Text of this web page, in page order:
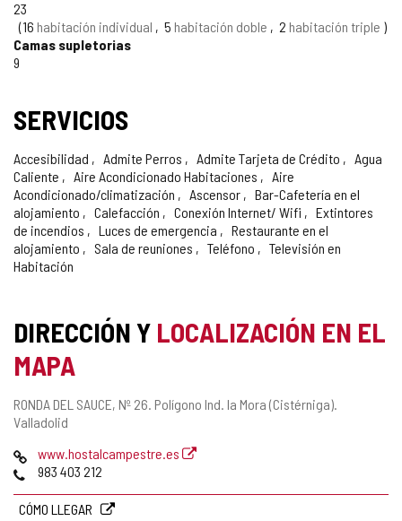
23
16 habitación individual 5 habitación doble 2 habitación triple
Camas supletorias
9
SERVICIOS
Accesibilidad Admite Perros Admite Tarjeta de Crédito
Agua
Caliente
Aire Acondicionado Habitaciones
Aire
Acondicionado/climatización
Ascensor
Bar-Cafetería en el
alojamiento
Calefacción Conexión Internet/ Wifi
Extintores
de incendios
Luces de emergencia
Restaurante en el
alojamiento
Sala de reuniones Teléfono
Televisión en
Habitación
DIRECCIÓN Y LOCALIZACIÓN EN EL
MAPA
Dirección
postal
RONDA DEL SAUCE, Nº 26. Polígono Ind. la Mora (Cistérniga).
Valladolid
Página
Web
www.hostalcampestre.es
Teléfonos
983 403 212
CÓMO LLEGAR